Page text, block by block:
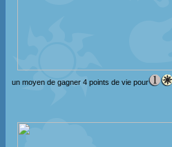
un moyen de gagner 4 points de vie pour